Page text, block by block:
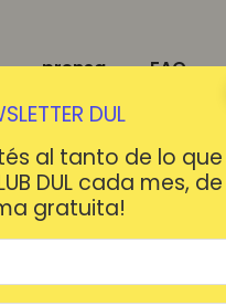
DUL
al tanto de lo que
DUL cada mes, de
gratuita!
prensa FAQ